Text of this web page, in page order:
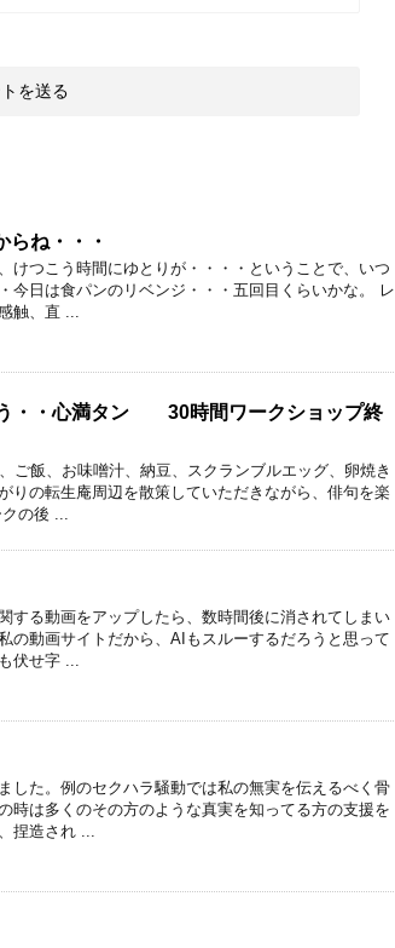
らね・・・
けつこう時間にゆとりが・・・・ということで、いつ
今日は食パンのリベンジ・・・五回目くらいかな。 レ
触、直 ...
・・心満タン 30時間ワークショップ終
ご飯、お味噌汁、納豆、スクランブルエッグ、卵焼き
りの転生庵周辺を散策していただきながら、俳句を楽
の後 ...
する動画をアップしたら、数時間後に消されてしまい
の動画サイトだから、AIもスルーするだろうと思って
伏せ字 ...
した。例のセクハラ騒動では私の無実を伝えるべく骨
時は多くのその方のような真実を知ってる方の支援を
捏造され ...